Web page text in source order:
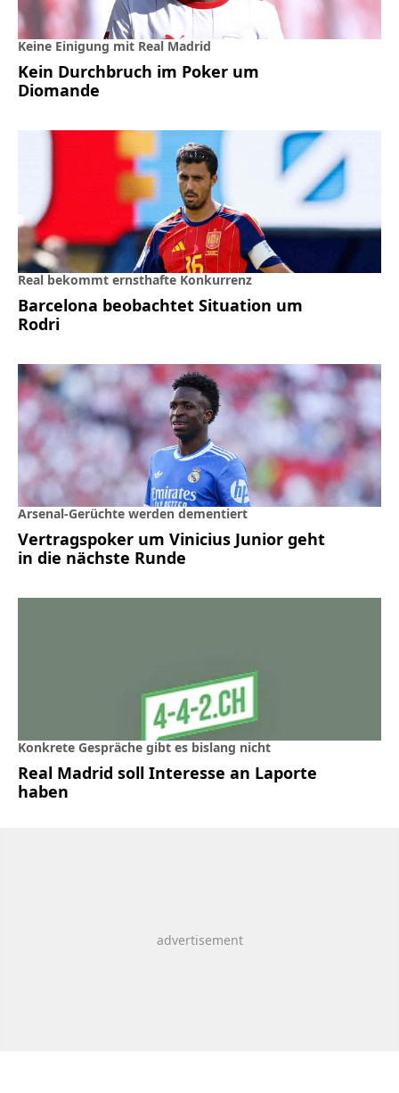
Keine Einigung mit Real Madrid
Kein Durchbruch im Poker um
Diomande
Real bekommt ernsthafte Konkurrenz
Barcelona beobachtet Situation um
Rodri
Arsenal-Gerüchte werden dementiert
Vertragspoker um Vinicius Junior geht
in die nächste Runde
Konkrete Gespräche gibt es bislang nicht
Real Madrid soll Interesse an Laporte
haben